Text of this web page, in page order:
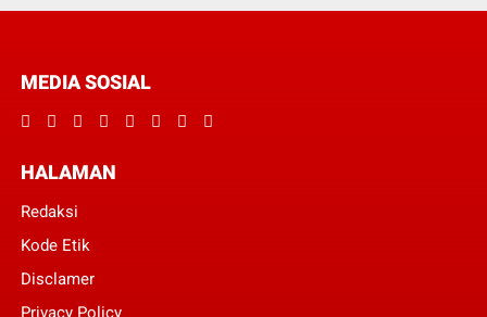
MEDIA SOSIAL
HALAMAN
Redaksi
Kode Etik
Disclamer
Privacy Policy